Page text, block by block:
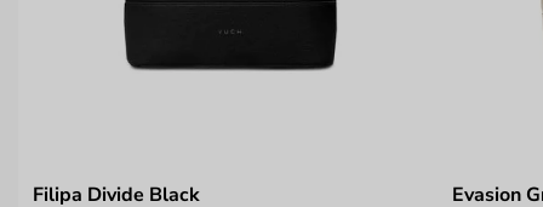
Filipa Divide Black Evasion